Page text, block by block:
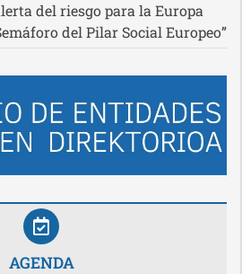
del riesgo para la Europa
del Pilar Social Europeo”
AGENDA